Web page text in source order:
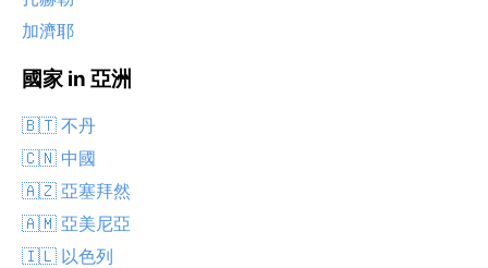
加濟耶
國家 in 亞洲
🇧🇹 不丹
🇨🇳 中國
🇦🇿 亞塞拜然
🇦🇲 亞美尼亞
🇮🇱 以色列